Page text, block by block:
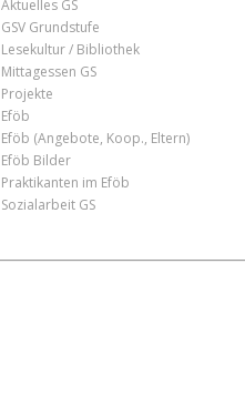
Aktuelles GS
GSV Grundstufe
Lesekultur / Bibliothek
Mittagessen GS
Projekte
Eföb
Eföb (Angebote, Koop., Eltern)
Eföb Bilder
Praktikanten im Eföb
Sozialarbeit GS